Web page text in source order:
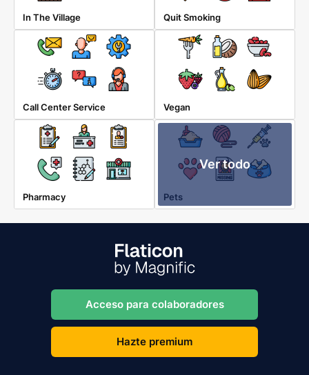
In The Village Quit Smoking
Call Center Service Vegan
Pharmacy
Ver todo
Pets
Acceso para colaboradores
Hazte premium